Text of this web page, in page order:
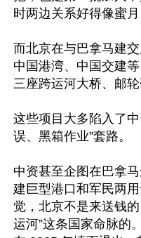
时两边关系好得像蜜月
而北京在与巴拿马建
中国港湾、中国交建
三座跨运河大桥、邮轮
这些项目大多陷入了
误、黑箱作业”套路。
中资甚至企图在巴拿
建巨型港口和军民两
觉，北京不是来送钱
运河”这条国家命脉的